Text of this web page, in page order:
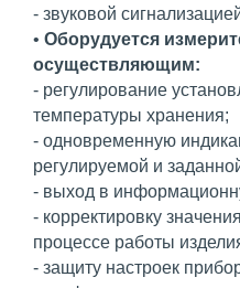
- звуковой
• Оборудуется
осуществляющим:
- регулирование
температуры хранения;
- одновременную
регулируемой и
- выход в
- корректировку
процессе работы
- защиту настроек